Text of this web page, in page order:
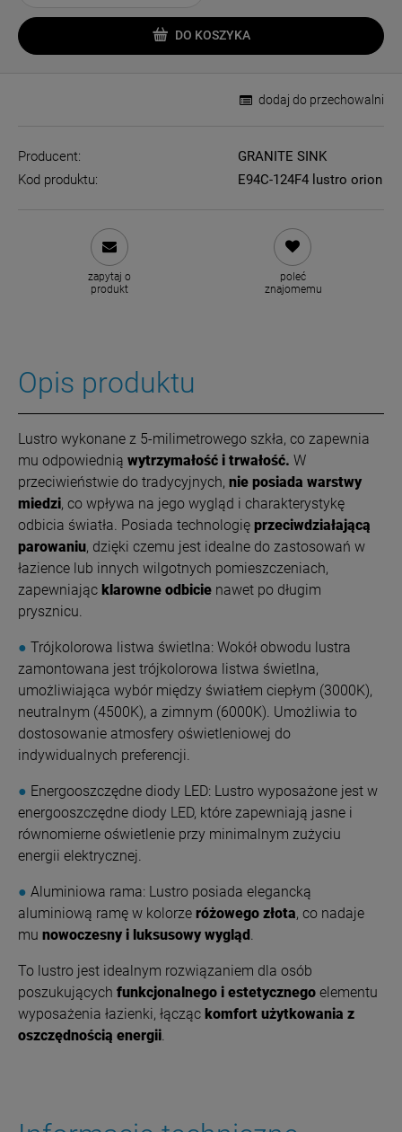
DO KOSZYKA
dodaj do przechowalni
Producent:
GRANITE SINK
Kod produktu:
E94C-124F4 lustro orion
zapytaj o
produkt
poleć
znajomemu
Opis produktu
Lustro wykonane z 5-milimetrowego szkła, co zapewnia
mu odpowiednią wytrzymałość i trwałość. W
przeciwieństwie do tradycyjnych, nie posiada warstwy
miedzi, co wpływa na jego wygląd i charakterystykę
odbicia światła. Posiada technologię przeciwdziałającą
parowaniu, dzięki czemu jest idealne do zastosowań w
łazience lub innych wilgotnych pomieszczeniach,
zapewniając klarowne odbicie nawet po długim
prysznicu.
● Trójkolorowa listwa świetlna: Wokół obwodu lustra
zamontowana jest trójkolorowa listwa świetlna,
umożliwiająca wybór między światłem ciepłym (3000K),
neutralnym (4500K), a zimnym (6000K). Umożliwia to
dostosowanie atmosfery oświetleniowej do
indywidualnych preferencji.
● Energooszczędne diody LED: Lustro wyposażone jest w
energooszczędne diody LED, które zapewniają jasne i
równomierne oświetlenie przy minimalnym zużyciu
energii elektrycznej.
● Aluminiowa rama: Lustro posiada elegancką
aluminiową ramę w kolorze różowego złota, co nadaje
mu nowoczesny i luksusowy wygląd
To lustro jest idealnym rozwiązaniem dla osób
poszukujących funkcjonalnego i estetycznego elementu
wyposażenia łazienki, łącząc komfort użytkowania z
oszczędnością energii